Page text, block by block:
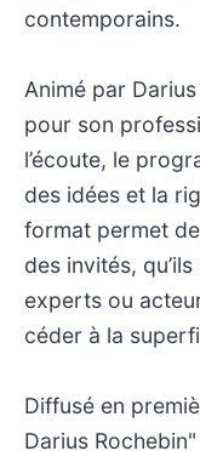
contemporains.
Animé par
pour son
l’écoute, le
des idées et la
format permet
des invités,
experts ou
céder à la
Diffusé en
Darius